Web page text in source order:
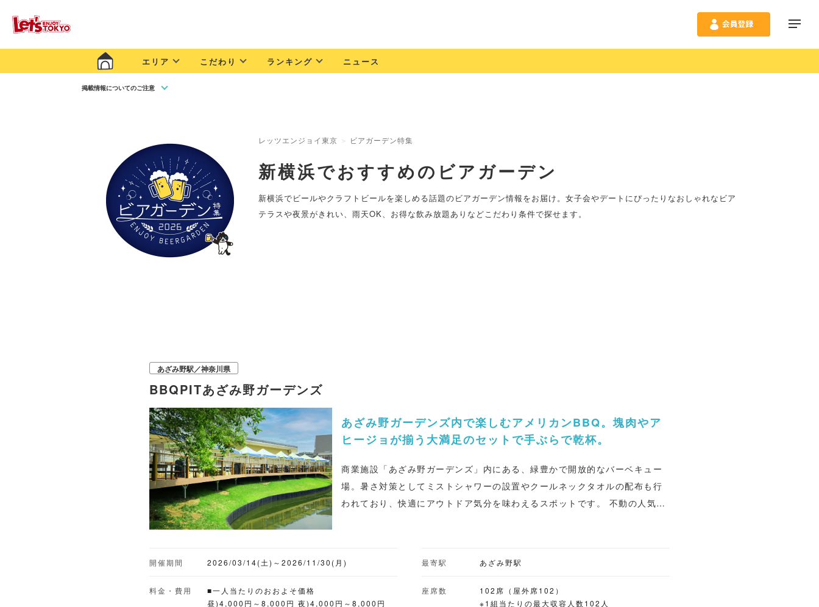
エリア こだわり ランキング ニュース
掲載情報についてのご注意
レッツエンジョイ東京 ビアガーデン特集
新横浜でおすすめのビアガーデン
新横浜でビールやクラフトビールを楽しめる話題のビアガーデン情報をお届け。女子会やデートにぴったりなおしゃれなビア
テラスや夜景がきれい、雨天OK、お得な飲み放題ありなどこだわり条件で探せます。
あざみ野駅／神奈川県
BBQPITあざみ野ガーデンズ
あざみ野ガーデンズ内で楽しむアメリカンBBQ。塊肉やア
ヒージョが揃う大満足のセットで手ぶらで乾杯。
商業施設「あざみ野ガーデンズ」内にある、緑豊かで開放的なバーベキュー
場。暑さ対策としてミストシャワーの設置やクールネックタオルの配布も行
われており、快適にアウトドア気分を味わえるスポットです。 不動の人気ナ
限定のリーズナブルな学生セット（1名3,500円/注文は2名から）も用意され
ています。「ドリンク飲み放題プラン」もあるので手ぶらでの利用はもちろ
開催期間 2026/03/14(土)～2026/11/30(月) 最寄駅 あざみ野駅
料金・費用
■一人当たりのおおよそ価格
昼)4,000円～8,000円 夜)4,000円～8,000円
座席数
102席（屋外席102）
※1組当たりの最大収容人数102人